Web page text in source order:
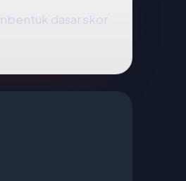
dasar skor